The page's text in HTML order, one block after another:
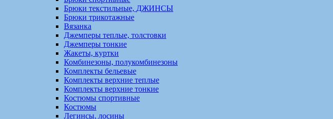
Брюки текстильные, ДЖИНСЫ
Брюки трикотажные
Вязанка
Джемперы теплые, толстовки
Джемперы тонкие
Жакеты, куртки
Комбинезоны, полукомбинезоны
Комплекты бельевые
Комплекты верхние теплые
Комплекты верхние тонкие
Костюмы спортивные
Костюмы
Легинсы, лосины